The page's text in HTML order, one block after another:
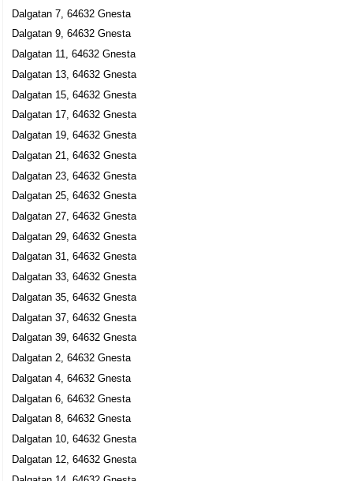
Dalgatan 7, 64632 Gnesta
Dalgatan 9, 64632 Gnesta
Dalgatan 11, 64632 Gnesta
Dalgatan 13, 64632 Gnesta
Dalgatan 15, 64632 Gnesta
Dalgatan 17, 64632 Gnesta
Dalgatan 19, 64632 Gnesta
Dalgatan 21, 64632 Gnesta
Dalgatan 23, 64632 Gnesta
Dalgatan 25, 64632 Gnesta
Dalgatan 27, 64632 Gnesta
Dalgatan 29, 64632 Gnesta
Dalgatan 31, 64632 Gnesta
Dalgatan 33, 64632 Gnesta
Dalgatan 35, 64632 Gnesta
Dalgatan 37, 64632 Gnesta
Dalgatan 39, 64632 Gnesta
Dalgatan 2, 64632 Gnesta
Dalgatan 4, 64632 Gnesta
Dalgatan 6, 64632 Gnesta
Dalgatan 8, 64632 Gnesta
Dalgatan 10, 64632 Gnesta
Dalgatan 12, 64632 Gnesta